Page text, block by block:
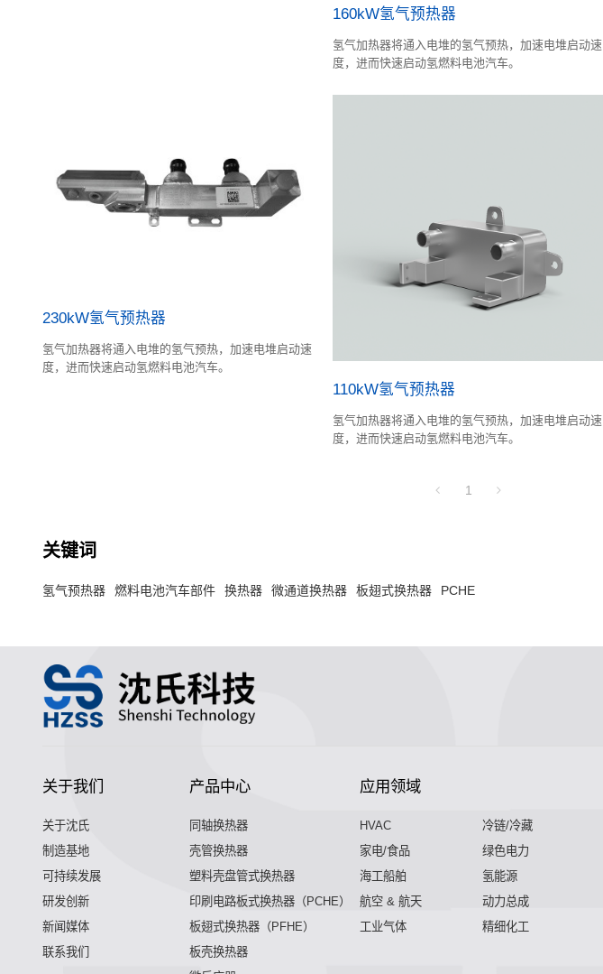
160kW氢气预热器
氢气加热器将通入电堆的氢气预热，加速电堆启动速
度，进而快速启动氢燃料电池汽车。
230kW氢气预热器
氢气加热器将通入电堆的氢气预热，加速电堆启动速
度，进而快速启动氢燃料电池汽车。
110kW氢气预热器
氢气加热器将通入电堆的氢气预热，加速电堆启动速
度，进而快速启动氢燃料电池汽车。
1
关键词
氢气预热器 燃料电池汽车部件 换热器 微通道换热器 板翅式换热器 PCHE
关于我们
关于沈氏
制造基地
可持续发展
研发创新
新闻媒体
联系我们
产品中心
同轴换热器
壳管换热器
塑料壳盘管式换热器
印刷电路板式换热器（PCHE）
板翅式换热器（PFHE）
板壳换热器
应用领域
HVAC
冷链/冷藏
家电/食品
绿色电力
海工船舶
氢能源
航空 & 航天
动力总成
工业气体
精细化工